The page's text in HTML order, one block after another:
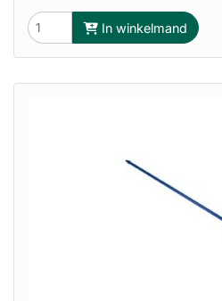
In winkelmand